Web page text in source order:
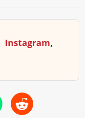
Instagram,